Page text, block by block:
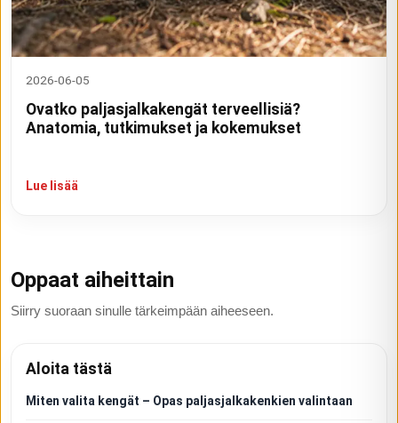
2026-06-05
Ovatko paljasjalkakengät terveellisiä?
Anatomia, tutkimukset ja kokemukset
Lue lisää
Oppaat aiheittain
Siirry suoraan sinulle tärkeimpään aiheeseen.
Aloita tästä
Miten valita kengät – Opas paljasjalkakenkien valintaan